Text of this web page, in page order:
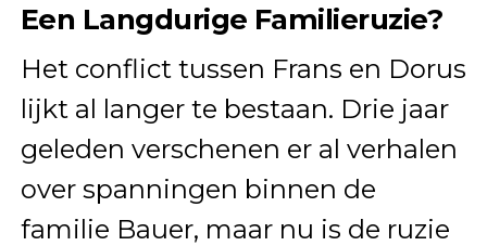
Een Langdurige Familieruzie?
Het conflict tussen Frans en Dorus
lijkt al langer te bestaan. Drie jaar
geleden verschenen er al verhalen
over spanningen binnen de
familie Bauer, maar nu is de ruzie